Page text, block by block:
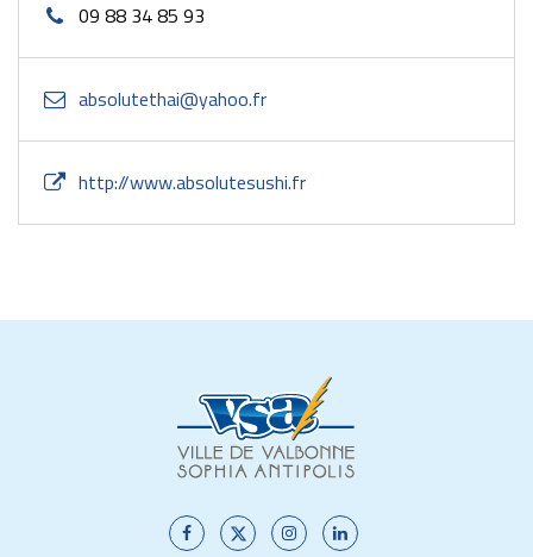
09 88 34 85 93
absolutethai@yahoo.fr
http://www.absolutesushi.fr
Lien
Lien
Lien
Lien